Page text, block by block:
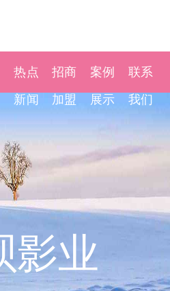
热点
新闻
招商
加盟
案例
展示
联系
我们
影业